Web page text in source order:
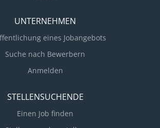
UNTERNEHMEN
eines Jobangebots
Suche nach Bewerbern
Anmelden
STELLENSUCHENDE
Einen Job finden